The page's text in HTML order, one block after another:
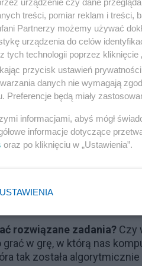
tezę, że każdy
komputerowy.
GO z pierwszoligowymi
uczyć GO w wieku 3 lat i
tradycji.
połowy lat 90-tych
na trzecie miejsce.
ale zrobimy
Polak, Janusz Kraszek,
nawet zdobył drugie
rozwiązane zadania? Czy
w grę, w którą nas
tak została
treści, pomiar reklam i treści,
Partnerzy możemy używać
urządzenia do celów
tych technologii poprzez
przycisk ustawień
danych nie wymagają
Preferencje będą miały
informacjami, abyś mógł
informacje dotyczące
oraz po kliknięciu w „Ustawienia”.
USTAWIENIA